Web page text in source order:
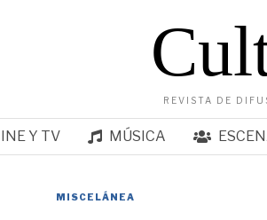
REVISTA DE
Y TV MÚSICA
MISCELÁNEA